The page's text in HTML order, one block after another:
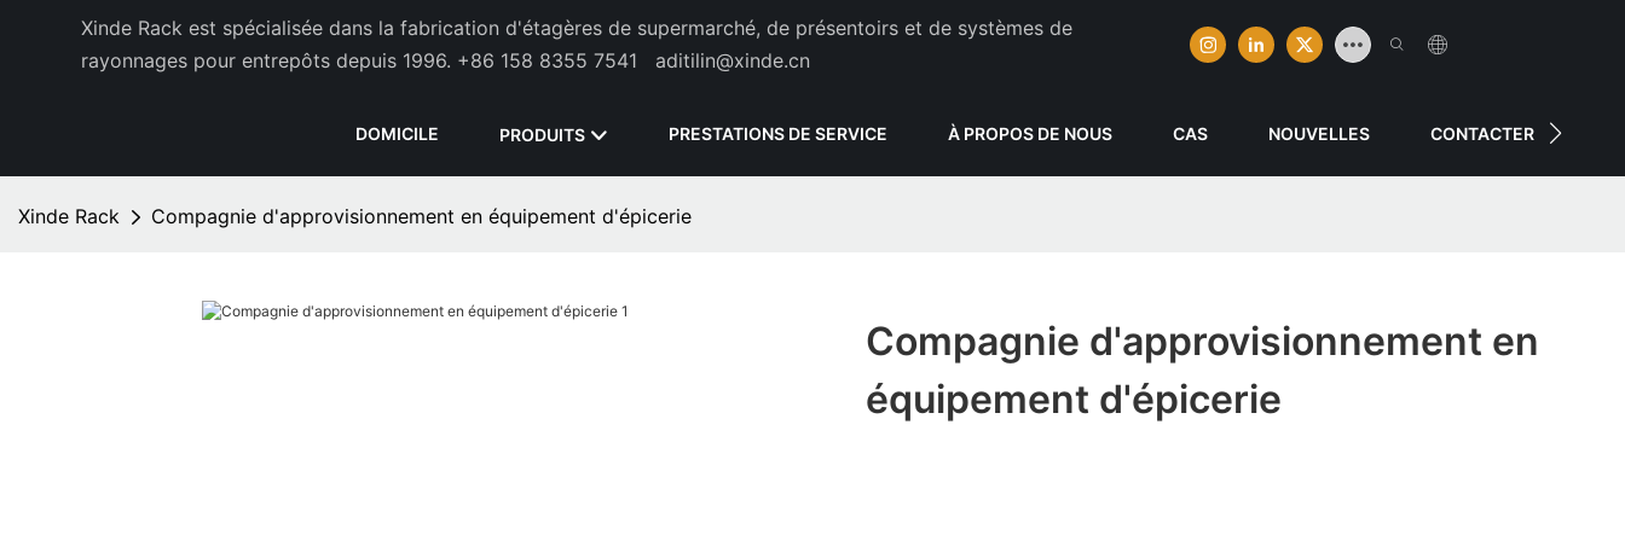
Xinde Rack est spécialisée dans la fabrication d'étagères de supermarché, de présentoirs et de systèmes de
rayonnages pour entrepôts depuis 1996. +86 158 8355 7541 aditilin@xinde.cn
DOMICILE PRODUITS PRESTATIONS DE SERVICE À PROPOS DE NOUS CAS NOUVELLES CONTACTER
Xinde Rack Compagnie d'approvisionnement en équipement d'épicerie
Compagnie d'approvisionnement en
équipement d'épicerie